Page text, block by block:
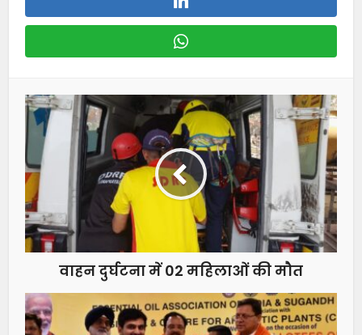
वाहन दुर्घटना में 02 महिलाओं की मौत